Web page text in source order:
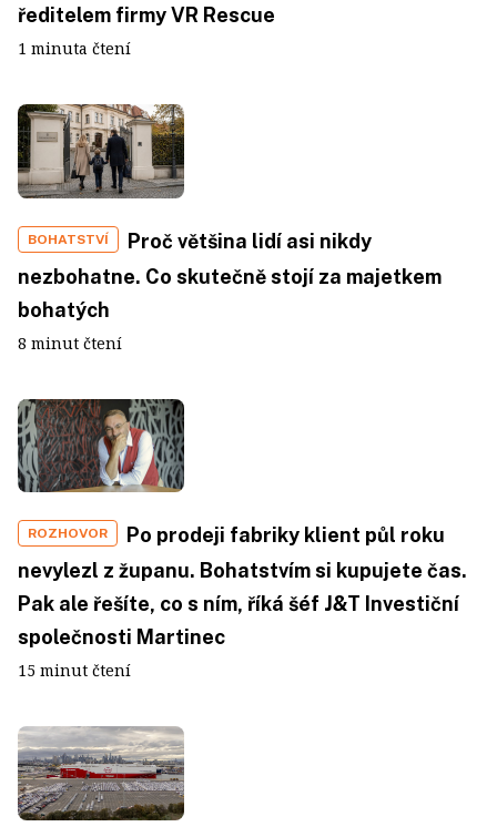
ředitelem firmy VR Rescue
1 minuta čtení
BOHATSTVÍ
Proč většina lidí asi nikdy
nezbohatne. Co skutečně stojí za majetkem
bohatých
8 minut čtení
ROZHOVOR
Po prodeji fabriky klient půl roku
nevylezl z županu. Bohatstvím si kupujete čas.
Pak ale řešíte, co s ním, říká šéf J&T Investiční
společnosti Martinec
15 minut čtení